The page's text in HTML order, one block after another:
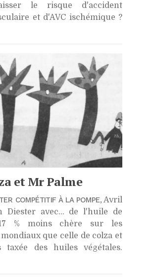
le risque d'accident
et d'AVC ischémique ?
et Mr Palme
COMPÉTITIF À LA POMPE, Avril
Diester avec… de l'huile de
% moins chère sur les
que celle de colza et
taxée des huiles végétales.